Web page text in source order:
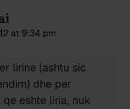
at 9:34 pm
lirine (ashtu sic
dhe per
eshte liria, nuk